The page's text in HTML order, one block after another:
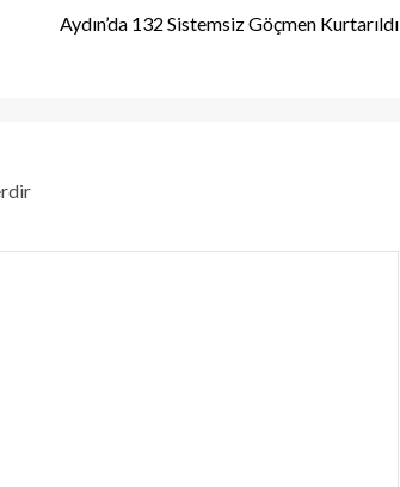
Aydın’da 132 Sistemsiz Göçmen Kurtarıldı